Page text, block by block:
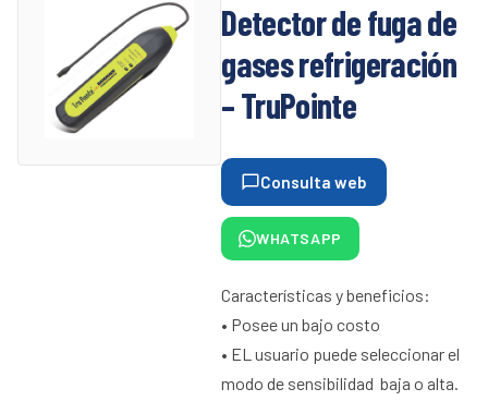
Detector de fuga de
gases refrigeración
– TruPointe
Consulta web
WHATSAPP
Características y beneficios:
• Posee un bajo costo
• EL usuario puede seleccionar el
modo de sensibilidad baja o alta.